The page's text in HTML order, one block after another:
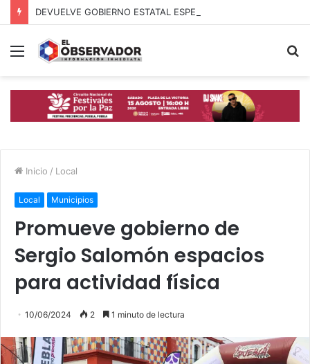
Menú
Inicio / Local
Local Municipios
Promueve gobierno de
Sergio Salomón espacios
para actividad física
10/06/2024 2 1 minuto de lectura